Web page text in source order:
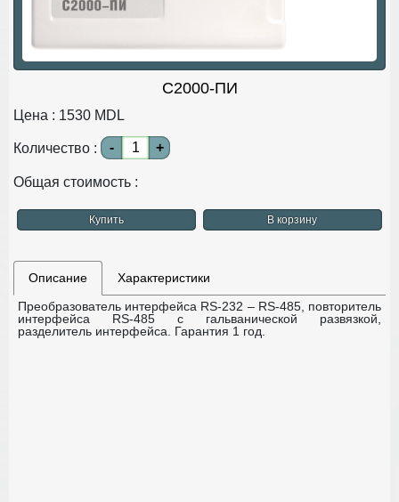
С2000-ПИ
Цена : 1530 MDL
Количество : - +
Общая стоимость :
Купить В корзину
Описание
Характеристики
Преобразователь интерфейса RS-232 – RS-485, повторитель
интерфейса RS-485 с гальванической развязкой,
разделитель интерфейса. Гарантия 1 год.